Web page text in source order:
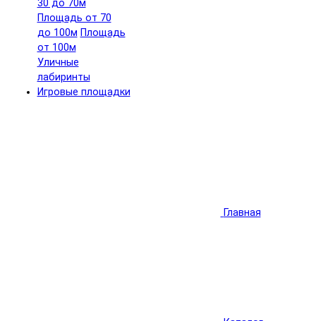
30 до 70м
Площадь от 70
до 100м Площадь
от 100м
Уличные
лабиринты
Игровые площадки
Главная